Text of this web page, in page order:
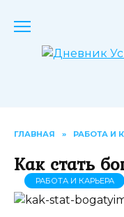
ГЛАВНАЯ » РАБОТА И
Как стать
РАБОТА И КАРЬЕРА